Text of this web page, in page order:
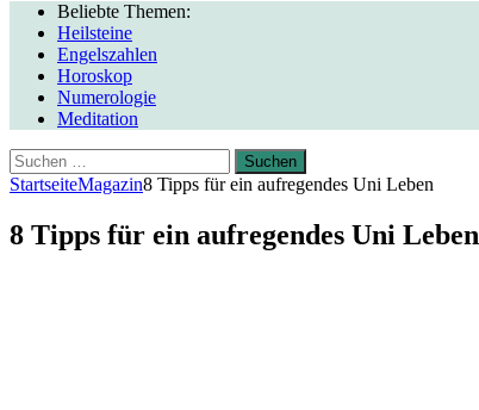
Beliebte Themen:
Heilsteine
Engelszahlen
Horoskop
Numerologie
Meditation
Suchen
nach:
StartseiteMagazin8 Tipps für ein aufregendes Uni Leben
8 Tipps für ein aufregendes Uni Leben